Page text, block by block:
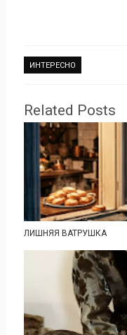
ИНТЕРЕСНО
Related Posts
ЛИШНЯЯ ВАТРУШКА